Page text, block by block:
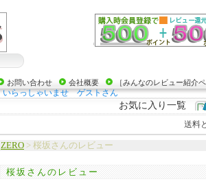
お問い合わせ 会社概要 ［みんなのレビュー紹介ペ
いらっしゃいませ ゲストさん
お気に入り一覧
送料
ZERO > 桜坂さんのレビュー
桜坂さんのレビュー